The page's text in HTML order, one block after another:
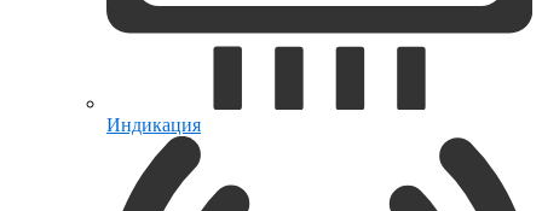
Индикация